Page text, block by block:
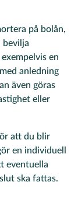
på bolån,
bevilja
en
anledning
även göras
eller
att du blir
en individuell
eventuella
ska fattas.